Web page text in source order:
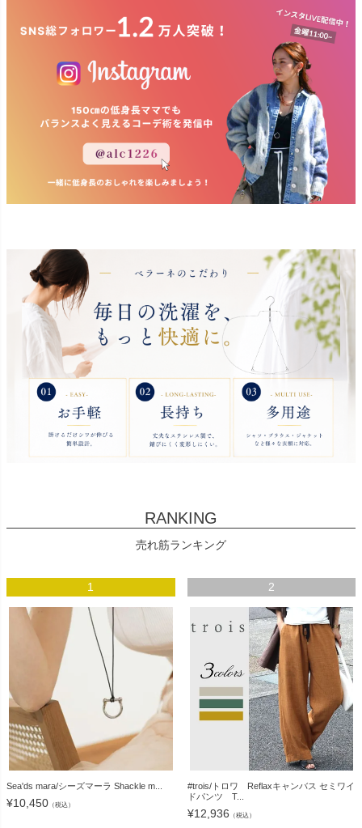
RANKING
売れ筋ランキング
1
Sea'ds mara/シーズマーラ Shackle m...
¥10,450 （税込）
2
#trois/トロワ Reflaxキャンバス セミワイ
ドパンツ T...
¥12,936 （税込）